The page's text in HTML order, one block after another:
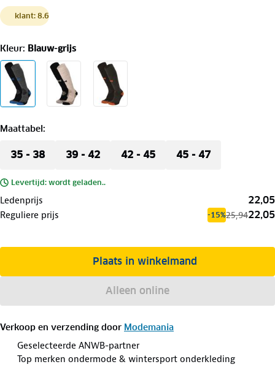
klant: 8.6
Kleur: Blauw-grijs
Maattabel:
35 - 38 39 - 42 42 - 45 45 - 47
Levertijd: wordt geladen..
Ledenprijs 22,05
Reguliere prijs -15%25,9422,05
Plaats in winkelmand
Alleen online
Verkoop en verzending door Modemania
Geselecteerde ANWB-partner
Top merken ondermode & wintersport onderkleding